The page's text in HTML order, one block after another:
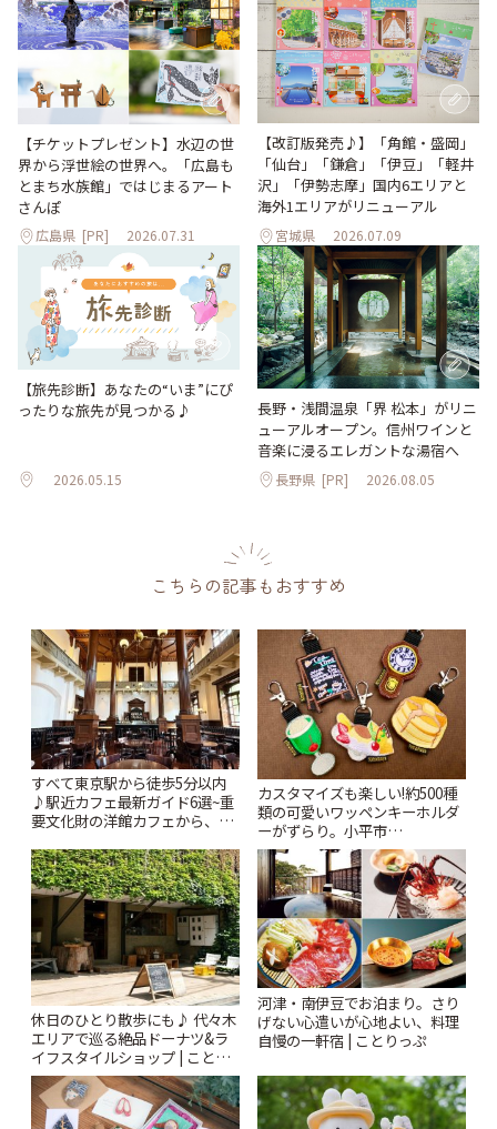
【チケットプレゼント】水辺の世
界から浮世絵の世界へ。「広島も
とまち水族館」ではじまるアート
さんぽ
広島県 [PR] 2026.07.31
【改訂版発売♪】「角館・盛岡」
「仙台」「鎌倉」「伊豆」「軽井
沢」「伊勢志摩」国内6エリアと
海外1エリアがリニューアル
宮城県 2026.07.09
【旅先診断】あなたの“いま”にぴ
ったりな旅先が見つかる♪
2026.05.15
長野・浅間温泉「界 松本」がリニ
ューアルオープン。信州ワインと
音楽に浸るエレガントな湯宿へ
長野県 [PR] 2026.08.05
こちらの記事もおすすめ
すべて東京駅から徒歩5分以内
♪駅近カフェ最新ガイド6選~重
要文化財の洋館カフェから、改
りっぷ
カスタマイズも楽しい!約500種
類の可愛いワッペンキーホルダ
ーがずらり。小平市
「Kimamaya T&K」 | ことりっ
ぷ
休日のひとり散歩にも♪ 代々木
エリアで巡る絶品ドーナツ&ラ
イフスタイルショップ | ことり
っぷ
河津・南伊豆でお泊まり。さり
げない心遣いが心地よい、料理
自慢の一軒宿 | ことりっぷ